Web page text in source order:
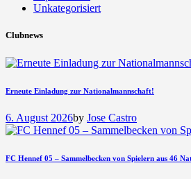
Unkategorisiert
Clubnews
Erneute Einladung zur Nationalmannschaft!
6. August 2026by Jose Castro
FC Hennef 05 – Sammelbecken von Spielern aus 46